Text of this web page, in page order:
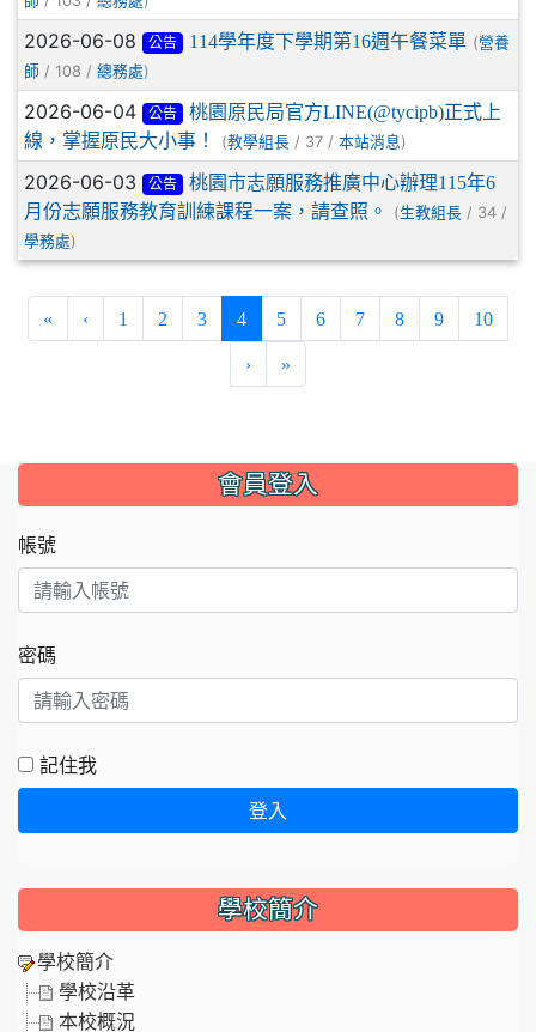
2026-06-08 公告 114學年度下學期第16週午餐菜單 (營養
師 / 108 / 總務處)
2026-06-04 公告
桃園原民局官方LINE(@tycipb)正式上
線，掌握原民大小事！
(教學組長 / 37 / 本站消息 )
2026-06-03 公告
桃園市志願服務推廣中心辦理115年6
月份志願服務教育訓練課程一案，請查照。
(生教組長 / 34 /
學務處)
« ‹ 1 2 3 4(current)
5 6 7 8 9 10
› »
::: 會員登入
帳號
密碼
記住我
登入
學校簡介
學校簡介
學校沿革
本校概況